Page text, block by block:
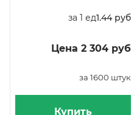
за 1 ед1.44 руб
Цена 2 304 руб
за 1600 штук
Купить